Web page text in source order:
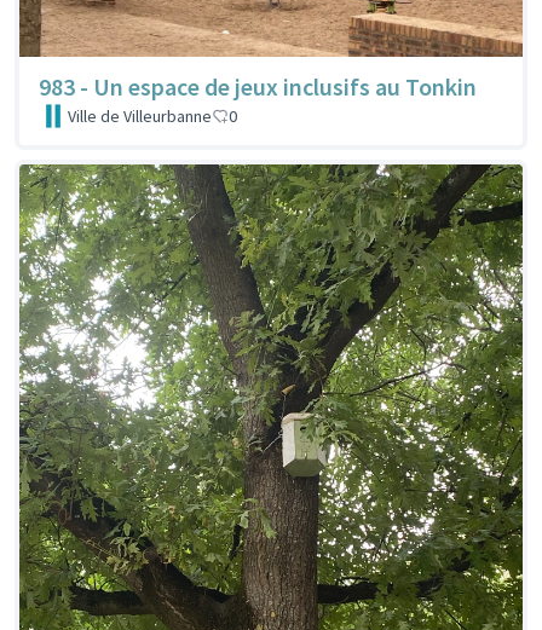
983 - Un espace de jeux inclusifs au Tonkin
Ville de Villeurbanne 0